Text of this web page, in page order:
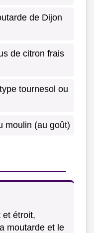
de Dijon
de citron frais
tournesol ou
moulin (au goût)
et étroit,
moutarde et le